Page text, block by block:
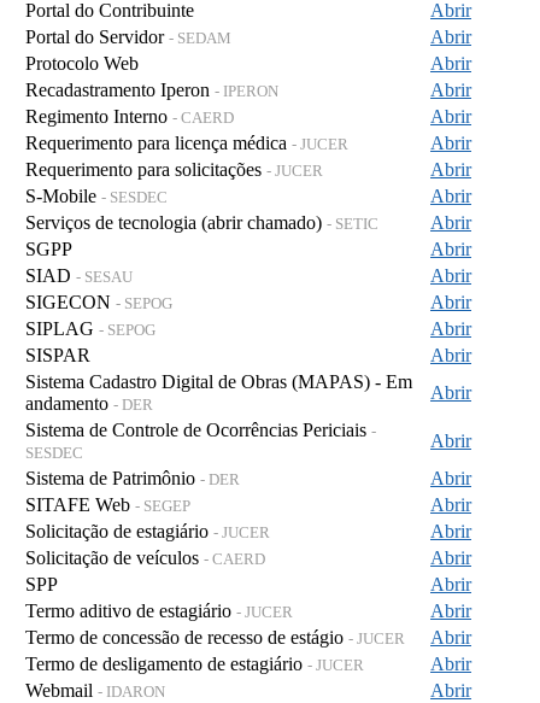
Portal do Contribuinte
Abrir
Portal do Servidor - SEDAM
Abrir
Protocolo Web
Abrir
Recadastramento Iperon - IPERON
Abrir
Regimento Interno - CAERD
Abrir
Requerimento para licença médica - JUCER
Abrir
Requerimento para solicitações - JUCER
Abrir
S-Mobile - SESDEC
Abrir
Serviços de tecnologia (abrir chamado) - SETIC
Abrir
SGPP
Abrir
SIAD - SESAU
Abrir
SIGECON - SEPOG
Abrir
SIPLAG - SEPOG
Abrir
SISPAR
Abrir
Sistema Cadastro Digital de Obras (MAPAS) - Em
andamento - DER
Abrir
Sistema de Controle de Ocorrências Periciais -
SESDEC
Abrir
Sistema de Patrimônio - DER
Abrir
SITAFE Web - SEGEP
Abrir
Solicitação de estagiário - JUCER
Abrir
Solicitação de veículos - CAERD
Abrir
SPP
Abrir
Termo aditivo de estagiário - JUCER
Abrir
Termo de concessão de recesso de estágio - JUCER
Abrir
Termo de desligamento de estagiário - JUCER
Abrir
Webmail - IDARON
Abrir